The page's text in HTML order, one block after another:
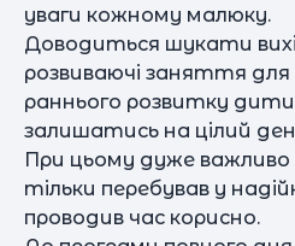
уваги кожному малюку.
Доводиться шукати
розвиваючі заняття
раннього розвитку
залишатись на цілий
При цьому дуже
тільки перебував у
проводив час корисно.